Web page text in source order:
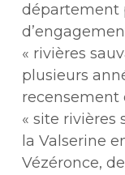
département
« rivières
plusieurs
recensement
« site rivières
la Valserine
Vézéronce,